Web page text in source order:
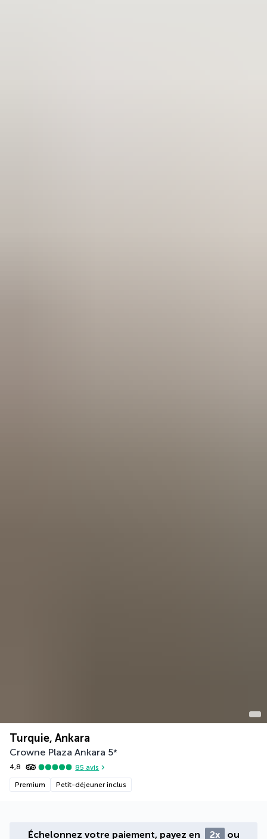
Turquie, Ankara
Crowne Plaza Ankara 5*
4,8 85 avis
Premium Petit-déjeuner inclus
Échelonnez votre paiement, payez en 2x ou